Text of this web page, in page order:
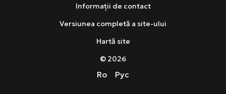
Informații de contact
Versiunea completă a site-ului
Hartă site
© 2026
Ro Рус